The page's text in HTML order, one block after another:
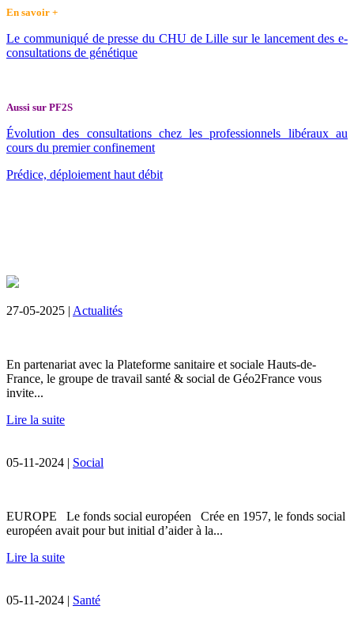
En savoir +
Le communiqué de presse du CHU de Lille sur le lancement des e-
consultations de génétique
Aussi sur PF2S
Évolution des consultations chez les professionnels libéraux au
cours du premier confinement
Prédice, déploiement haut débit
27-05-2025 | Actualités
En partenariat avec la Plateforme sanitaire et sociale Hauts-de-
France, le groupe de travail santé & social de Géo2France vous
invite...
Lire la suite
05-11-2024 | Social
EUROPE Le fonds social européen Crée en 1957, le fonds social
européen avait pour but initial d’aider à la...
Lire la suite
05-11-2024 | Santé